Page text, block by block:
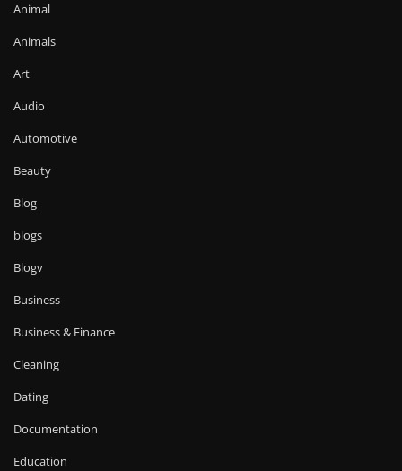
Animal
Animals
Art
Audio
Automotive
Beauty
Blog
blogs
Blogv
Business
Business & Finance
Cleaning
Dating
Documentation
Education